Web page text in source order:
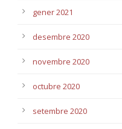
gener 2021
desembre 2020
novembre 2020
octubre 2020
setembre 2020